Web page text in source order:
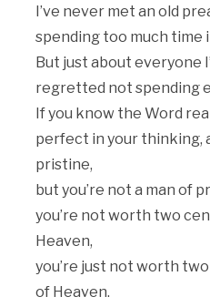
I’ve never met an old
spending too much time
But just about everyone
regretted not spending
If you know the Word
perfect in your thinking,
pristine,
but you’re not a man of
you’re not worth two
Heaven,
you’re just not worth
of Heaven.